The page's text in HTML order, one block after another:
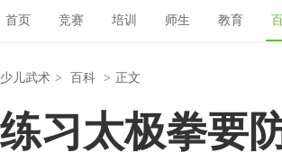
首页 竞赛 培训 师生 教育
少儿武术 > 百科 > 正文
练习太极拳要